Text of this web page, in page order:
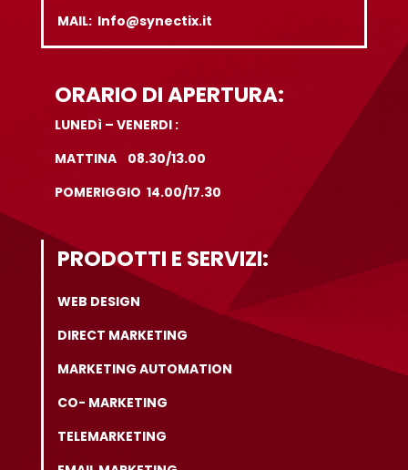
MAIL: Info@synectix.it
ORARIO DI APERTURA:
LUNEDì – VENERDI :
MATTINA 08.30/13.00
POMERIGGIO 14.00/17.30
PRODOTTI E SERVIZI:
WEB DESIGN
DIRECT MARKETING
MARKETING AUTOMATION
CO- MARKETING
TELEMARKETING